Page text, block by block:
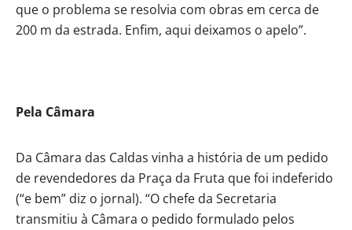
que o problema se resolvia com obras em cerca de
200 m da estrada. Enfim, aqui deixamos o apelo”.
Pela Câmara
Da Câmara das Caldas vinha a história de um pedido
de revendedores da Praça da Fruta que foi indeferido
(“e bem” diz o jornal). “O chefe da Secretaria
transmitiu à Câmara o pedido formulado pelos